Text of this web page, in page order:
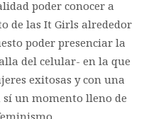
poder conocer a
de las It Girls alrededor
poder presenciar la
del celular- en la que
exitosas y con una
sí un momento lleno de